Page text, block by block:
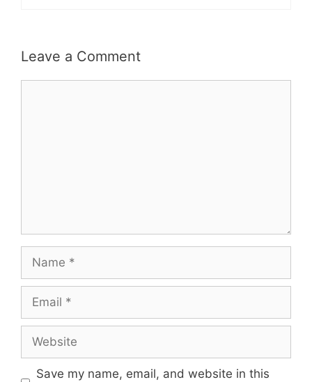
Leave a Comment
Name
Email
Website
Save my name, email, and website in this